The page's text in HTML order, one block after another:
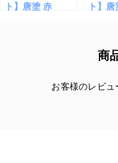
ト】唐塗 赤
ト】
商
お客様のレビュ